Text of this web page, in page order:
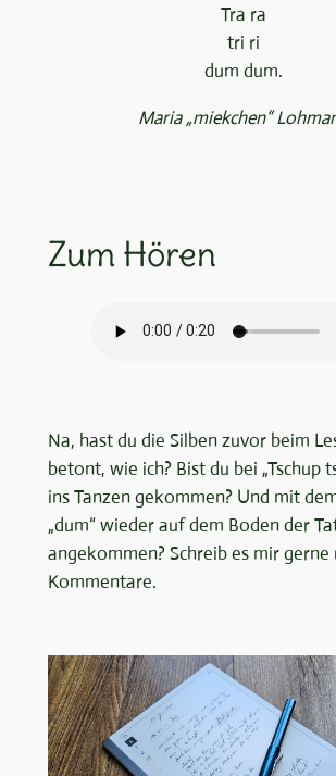
Tra ra
tri ri
dum dum.
Maria „miekchen“
Zum Hören
Na, hast du die Silben zuvor beim
betont, wie ich? Bist du bei „Tschup
ins Tanzen gekommen? Und mit
„dum“ wieder auf dem Boden der
angekommen? Schreib es mir gerne
Kommentare.